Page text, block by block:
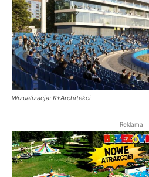
Wizualizacja: K+Architekci
Reklama